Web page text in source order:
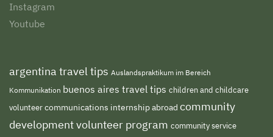
Instagram
Youtube
argentina travel tips Auslandspraktikum im Bereich
Kommunikation buenos aires travel tips children and childcare
volunteercommunications internship abroad community
development volunteer program community service